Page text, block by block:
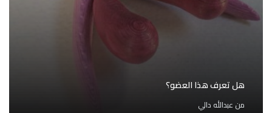
هل تعرف هذا العضو؟
من عبدالله دالي